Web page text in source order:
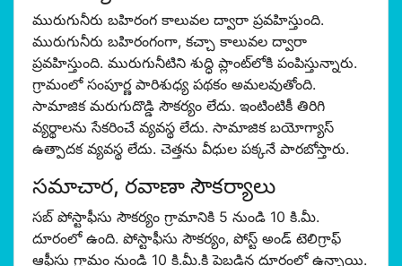
మురుగునీరు బహిరంగ కాలువల ద్వారా ప్రవహిస్తుంది.
మురుగునీరు బహిరంగంగా, కచ్చా కాలువల ద్వారా
ప్రవహిస్తుంది. మురుగునీటిని శుద్ధి ప్లాంట్‌లోకి పంపిస్తున్నారు.
గ్రామంలో సంపూర్ణ పారిశుధ్య పథకం అమలవుతోంది.
సామాజిక మరుగుదొడ్డి సౌకర్యం లేదు. ఇంటింటికీ తిరిగి
వ్యర్థాలను సేకరించే వ్యవస్థ లేదు. సామాజిక బయోగ్యాస్
ఉత్పాదక వ్యవస్థ లేదు. చెత్తను వీధుల పక్కనే పారబోస్తారు.
సమాచార, రవాణా సౌకర్యాలు
సబ్ పోస్టాఫీసు సౌకర్యం గ్రామానికి 5 నుండి 10 కి.మీ.
దూరంలో ఉంది. పోస్టాఫీసు సౌకర్యం, పోస్ట్ అండ్ టెలిగ్రాఫ్
ఆఫీసు గ్రామం నుండి 10 కి.మీ.కి పైబడిన దూరంలో ఉన్నాయి.